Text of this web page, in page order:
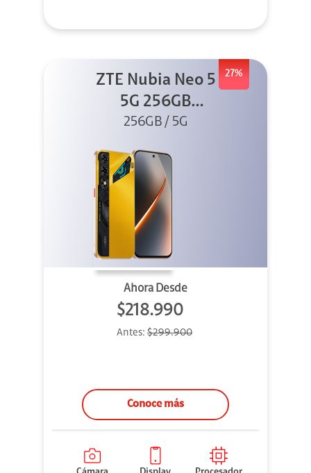
27%
ZTE Nubia Neo 5
5G 256GB
Dorado
256GB / 5G
Ahora Desde
$218.990
Antes: $299.900
Conoce más